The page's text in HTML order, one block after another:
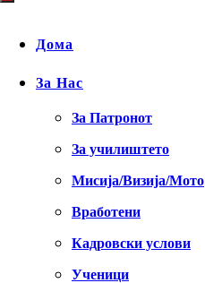
Дома
За Нас
За Патронот
За училиштето
Мисија/Визија/Мото
Вработени
Кадровски услови
Ученици